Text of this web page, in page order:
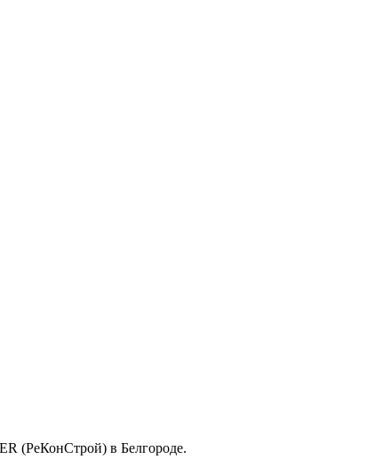
(РеКонСтрой) в Белгороде.